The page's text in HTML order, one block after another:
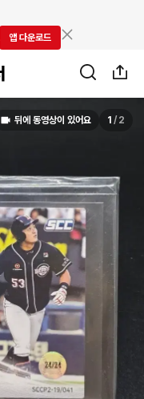
앱 다운로드
뒤에 동영상이 있어요 1 / 2